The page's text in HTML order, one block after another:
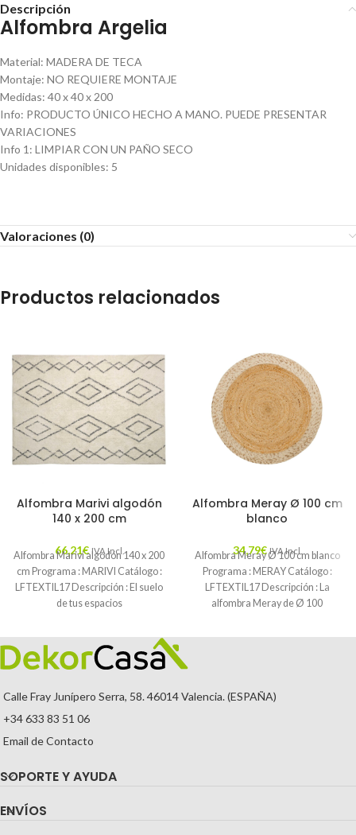
Descripción
Alfombra Argelia
Material: MADERA DE TECA
Montaje: NO REQUIERE MONTAJE
Medidas: 40 x 40 x 200
Info: PRODUCTO ÚNICO HECHO A MANO. PUEDE PRESENTAR
VARIACIONES
Info 1 : LIMPIAR CON UN PAÑO SECO
Unidades disponibles: 5
Valoraciones (0)
Productos relacionados
Alfombra Marivi algodón
140 x 200 cm
66,21€ IVA Incl.
Alfombra Marivi algodón 140 x 200
cm Programa : MARIVI Catálogo :
LFTEXTIL17 Descripción : El suelo
de tus espacios
Alfombra Meray Ø 100 cm
blanco
34,79€ IVA Incl.
Alfombra Meray Ø 100 cm blanco
Programa : MERAY Catálogo :
LFTEXTIL17 Descripción : La
alfombra Meray de Ø 100
Calle Fray Junípero Serra, 58. 46014 Valencia. (ESPAÑA)
+34 633 83 51 06
Email de Contacto
SOPORTE Y AYUDA
ENVÍOS